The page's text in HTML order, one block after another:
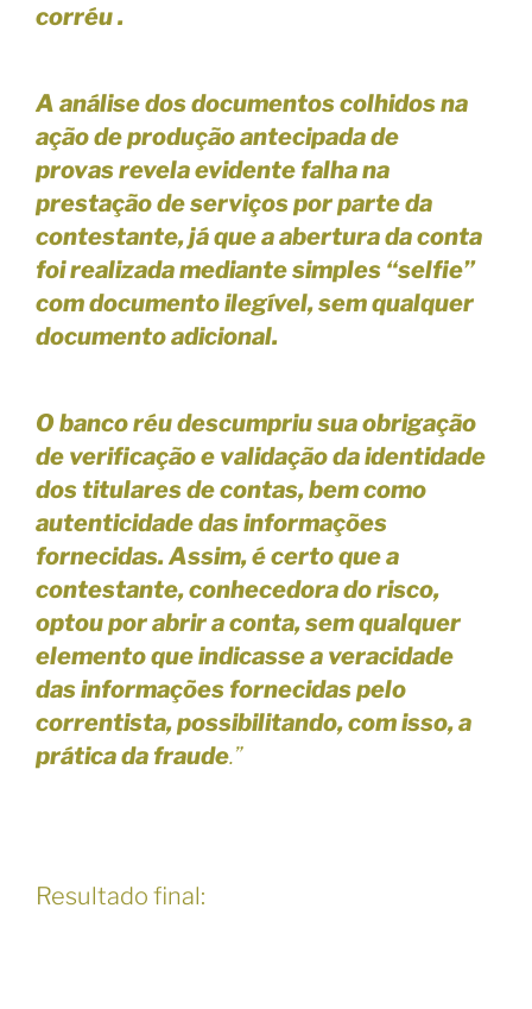
corréu .
A análise dos documentos colhidos na
ação de produção antecipada de
provas revela evidente falha na
prestação de serviços por parte da
contestante, já que a abertura da conta
foi realizada mediante simples “selfie”
com documento ilegível, sem qualquer
documento adicional.
O banco réu descumpriu sua obrigação
de verificação e validação da identidade
dos titulares de contas, bem como
autenticidade das informações
fornecidas. Assim, é certo que a
contestante, conhecedora do risco,
optou por abrir a conta, sem qualquer
elemento que indicasse a veracidade
das informações fornecidas pelo
correntista, possibilitando, com isso, a
prática da fraude.”
Resultado final: